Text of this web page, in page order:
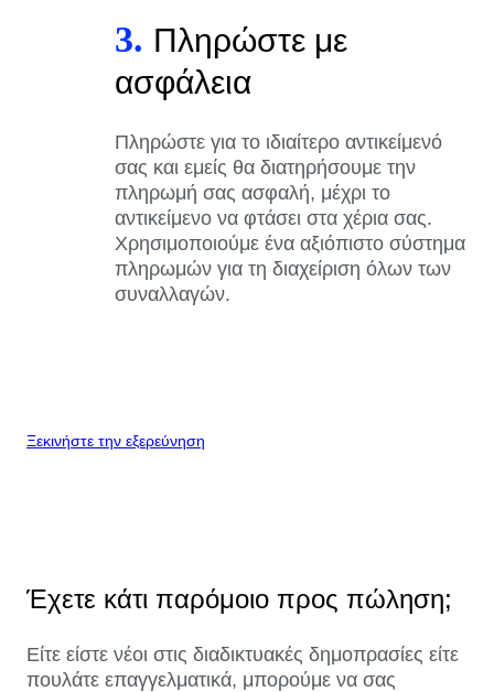
3. Πληρώστε με
ασφάλεια
Πληρώστε για το ιδιαίτερο αντικείμενό
σας και εμείς θα διατηρήσουμε την
πληρωμή σας ασφαλή, μέχρι το
αντικείμενο να φτάσει στα χέρια σας.
Χρησιμοποιούμε ένα αξιόπιστο σύστημα
πληρωμών για τη διαχείριση όλων των
συναλλαγών.
Ξεκινήστε την εξερεύνηση
Έχετε κάτι παρόμοιο προς πώληση;
Είτε είστε νέοι στις διαδικτυακές δημοπρασίες είτε
πουλάτε επαγγελματικά, μπορούμε να σας